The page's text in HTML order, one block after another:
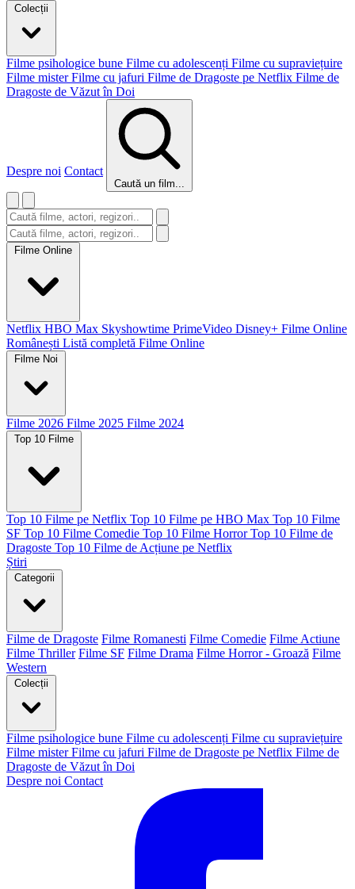
Colecții
Filme psihologice bune Filme cu adolescenți Filme cu supraviețuire
Filme mister Filme cu jafuri Filme de Dragoste pe Netflix Filme de
Dragoste de Văzut în Doi
Despre noi Contact
Caută un film...
Filme Online
Netflix HBO Max Skyshowtime PrimeVideo Disney+ Filme Online
Românești Listă completă Filme Online
Filme Noi
Filme 2026 Filme 2025 Filme 2024
Top 10 Filme
Top 10 Filme pe Netflix Top 10 Filme pe HBO Max Top 10 Filme
SF Top 10 Filme Comedie Top 10 Filme Horror Top 10 Filme de
Dragoste Top 10 Filme de Acțiune pe Netflix
Știri
Categorii
Filme de Dragoste Filme Romanesti Filme Comedie Filme Actiune
Filme Thriller Filme SF Filme Drama Filme Horror - Groază Filme
Western
Colecții
Filme psihologice bune Filme cu adolescenți Filme cu supraviețuire
Filme mister Filme cu jafuri Filme de Dragoste pe Netflix Filme de
Dragoste de Văzut în Doi
Despre noi Contact